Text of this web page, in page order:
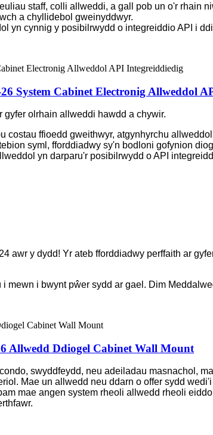
staff, colli allweddi, a gall pob un o'r rhain
a chyllidebol gweinyddwyr.
yn cynnig y posibilrwydd o integreiddio API i
System Cabinet Electronig Allweddol
olrhain allweddi hawdd a chywir.
costau ffioedd gweithwyr, atgynhyrchu
syml, fforddiadwy sy'n bodloni gofynion
yn darparu'r posibilrwydd o API
awr y dydd! Yr ateb fforddiadwy perffaith ar
i bwynt pŵer sydd ar gael. Dim
Allwedd Ddiogel Cabinet Wall Mount
swyddfeydd, neu adeiladau masnachol,
Mae un allwedd neu ddarn o offer sydd
mae angen system rheoli allwedd rheoli